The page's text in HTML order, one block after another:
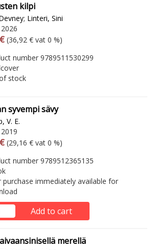
kilpi
; Linteri, Sini
hinta
Excl. vat
(36,92 € vat 0 %)
number 9789511530299
stock
syvempi sävy
V. E.
hinta
Excl. vat
(29,16 € vat 0 %)
number 9789512365135
purchase immediately available for
Add to cart
merellä